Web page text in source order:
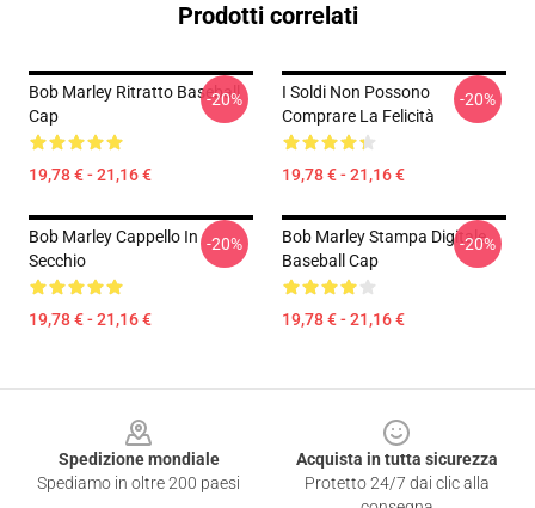
Prodotti correlati
Bob Marley Ritratto Baseball
Cap
19,78 € - 21,16 €
-20%
I Soldi Non Possono
Comprare La Felicità
19,78 € - 21,16 €
-20%
Bob Marley Cappello In
Secchio
19,78 € - 21,16 €
-20%
Bob Marley Stampa Digitale
Baseball Cap
19,78 € - 21,16 €
-20%
Spedizione mondiale
Spediamo in oltre 200 paesi
Acquista in tutta sicurezza
Protetto 24/7 dai clic alla